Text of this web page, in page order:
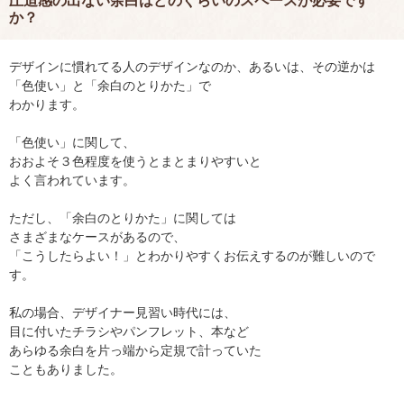
か？
デザインに慣れてる人のデザインなのか、あるいは、その逆かは
「色使い」と「余白のとりかた」で
わかります。
「色使い」に関して、
おおよそ３色程度を使うとまとまりやすいと
よく言われています。
ただし、「余白のとりかた」に関しては
さまざまなケースがあるので、
「こうしたらよい！」とわかりやすくお伝えするのが難しいので
す。
私の場合、デザイナー見習い時代には、
目に付いたチラシやパンフレット、本など
あらゆる余白を片っ端から定規で計っていた
こともありました。